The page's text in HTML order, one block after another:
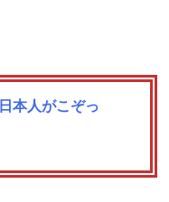
本人がこぞっ